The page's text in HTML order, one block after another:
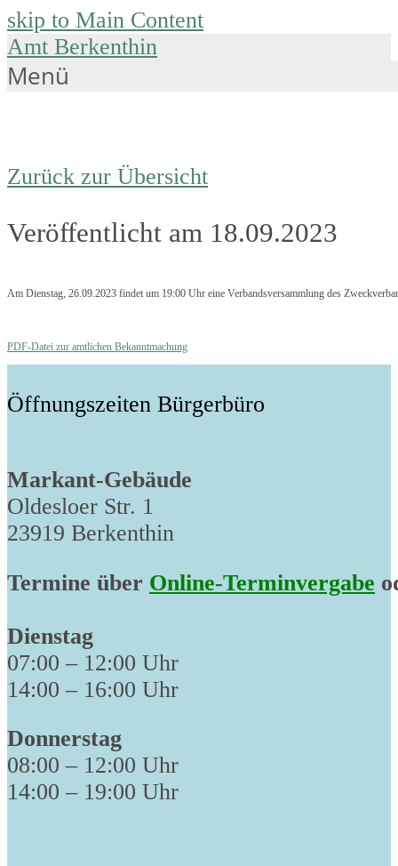
skip to Main Content
Amt Berkenthin
Menü
Zurück zur Übersicht
Veröffentlicht am 18.09.2023
Am Dienstag, 26.09.2023 findet um 19:00 Uhr eine Verbandsversammlung des
PDF-Datei zur amtlichen Bekanntmachung
Öffnungszeiten Bürgerbüro
Markant-Gebäude
Oldesloer Str. 1
23919 Berkenthin
Termine über Online-Terminvergabe
Dienstag
07:00 – 12:00 Uhr
14:00 – 16:00 Uhr
Donnerstag
08:00 – 12:00 Uhr
14:00 – 19:00 Uhr